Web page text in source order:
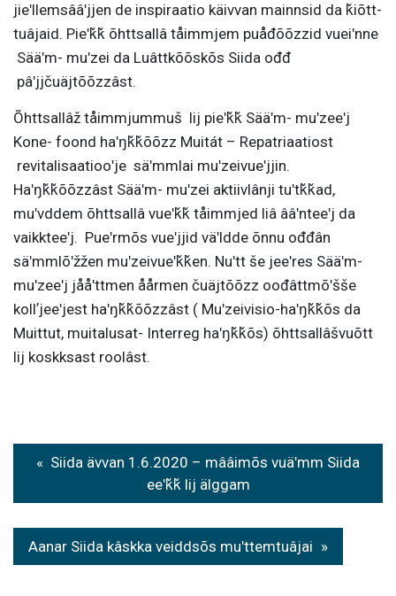
jieʹllemsââʹjjen de inspiraatio käivvan mainnsid da ǩiõtt-
tuâjaid. Pieʹǩǩ õhttsallâ tåimmjem puåđõõzzid vueiʹnne
Sääʹm- muʹzei da Luâttkõõskõs Siida ođđ
pâʹjjčuäjtõõzzâst.
Õhttsallâž tåimmjummuš lij pieʹǩǩ Sääʹm- muʹzeeʹj
Kone- foond haʹŋǩǩõõzz Muitát – Repatriaatiost
revitalisaatiooʹje säʹmmlai muʹzeivueʹjjin.
Haʹŋǩǩõõzzâst Sääʹm- muʹzei aktiivlânji tuʹtǩǩad,
muʹvddem õhttsallâ vueʹǩǩ tåimmjed liâ ââʹnteeʹj da
vaikkteeʹj. Pueʹrmõs vueʹjjid väʹldde õnnu ođđân
säʹmmlõʹžžen muʹzeivueʹǩǩen. Nuʹtt še jeeʹres Sääʹm-
muʹzeeʹj jååʹttmen åårmen čuäjtõõzz oođâttmõʹšše
kollʼjeeʹjest haʹŋǩǩõõzzâst ( Muʹzeivisio-haʹŋǩǩõs da
Muittut, muitalusat- Interreg haʹŋǩǩõs) õhttsallâšvuõtt
lij koskksast roolâst.
Post
navigation
Siida ävvan 1.6.2020 – mââimõs vuäʹmm Siida
eeʹǩǩ lij älggam
Aanar Siida kâskka veiddsõs muʹttemtuâjai